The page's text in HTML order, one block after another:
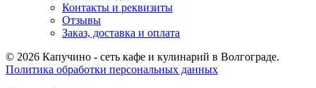
Контакты и реквизиты
Отзывы
Заказ, доставка и оплата
© 2026 Капучино - сеть кафе и кулинарий в Волгограде.
Политика обработки персональных данных